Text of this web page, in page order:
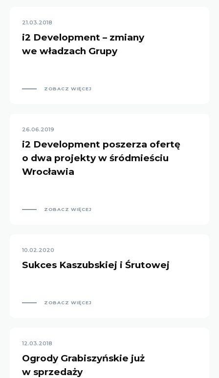
21.03.2018
i2 Development – zmiany
we władzach Grupy
ZOBACZ WIĘCEJ
26.06.2019
i2 Development poszerza ofertę
o dwa projekty w śródmieściu
Wrocławia
ZOBACZ WIĘCEJ
10.02.2020
Sukces Kaszubskiej i Śrutowej
ZOBACZ WIĘCEJ
12.03.2018
Ogrody Grabiszyńskie już
w sprzedaży